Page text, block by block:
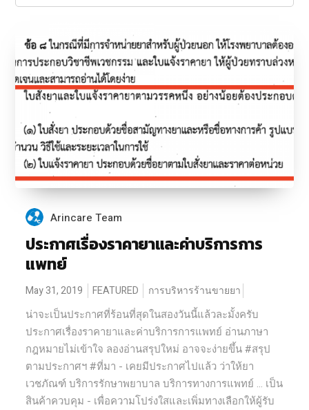
Arincare Team
ประกาศเรื่องราคายาและค่าบริการการ
แพทย์
May 31, 2019 FEATURED การบริหารร้านขายยา
น่าจะเป็นประกาศที่ร้อนที่สุดในสองวันนี้แล้วละมั้งครับ
ประกาศเรื่องราคายาและค่าบริการการแพทย์ อ่านภาษา
กฎหมายไม่เข้าใจ ลองอ่านสรุปใหม่ อาจจะง่ายขึ้น #สรุป
ตามประกาศฯ #ที่มา - เคยมีประกาศไปแล้ว ว่าให้ยา
เวชภัณฑ์ บริการรักษาพยาบาล บริการทางการแพทย์ ... เป็น
สินค้าควบคุม - เพื่อความโปร่งใสและเพิ่มทางเลือกให้ผู้รับ